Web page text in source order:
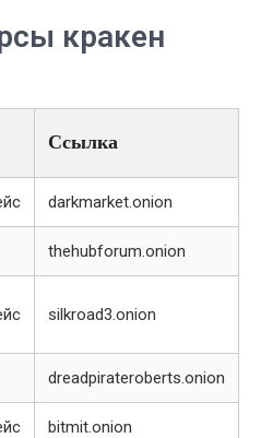
кракен
Ссылка
darkmarket.onion
thehubforum.onion
silkroad3.onion
dreadpirateroberts.onion
bitmit.onion